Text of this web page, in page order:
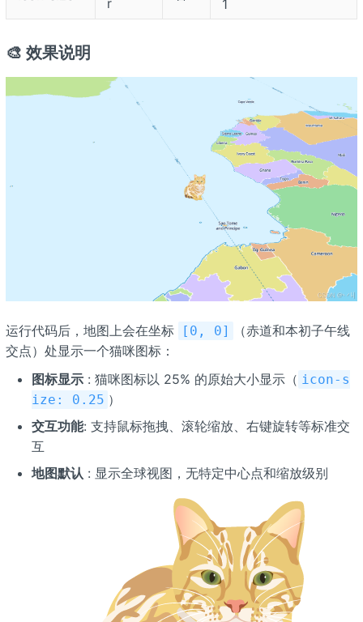
r
1
🎨 效果说明
运行代码后，地图上会在坐标 [0, 0]
（赤道和本初子午线
交点）处显示一个猫咪图标：
图标显示: 猫咪图标以 25% 的原始大小显示（ icon-s
ize: 0.25 ）
交互功能: 支持鼠标拖拽、滚轮缩放、右键旋转等标准交
互
地图默认 : 显示全球视图，无特定中心点和缩放级别